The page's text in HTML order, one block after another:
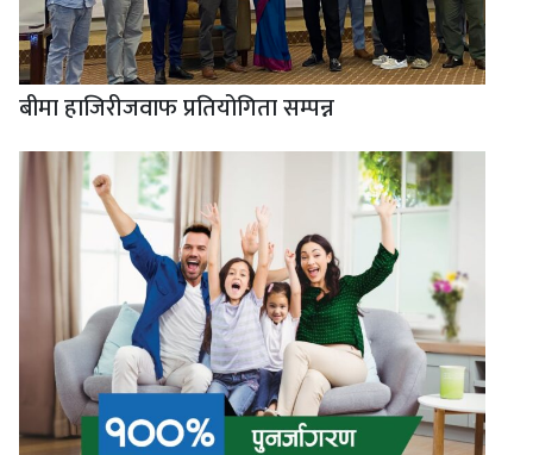
बीमा हाजिरीजवाफ प्रतियोगिता सम्पन्न